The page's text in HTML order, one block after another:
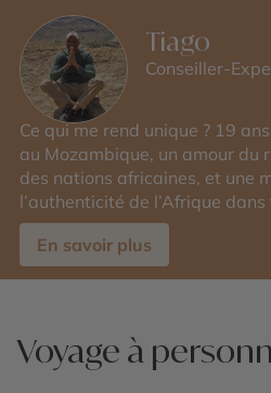
Tiago
Conseiller-
Ce qui me rend unique ? 19
au Mozambique, un amour du
des nations africaines, et une
l’authenticité de l’Afrique
En savoir plus
Voyage à